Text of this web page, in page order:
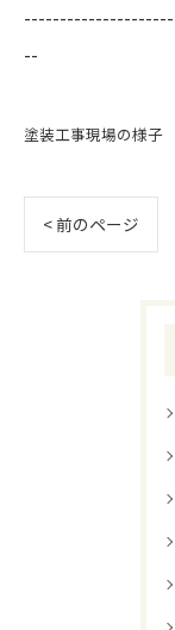
--
塗装工事現場の様子
< 前のページ